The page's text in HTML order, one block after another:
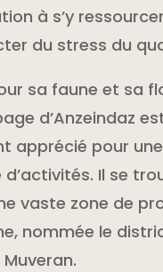
à s’y
du stress du
sa faune et sa
d’Anzeindaz
apprécié pour une
Il se
vaste zone de
nommée le